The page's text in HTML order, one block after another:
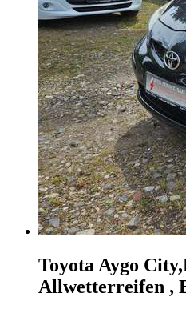
Toyota Aygo
Allwetterreifen ,